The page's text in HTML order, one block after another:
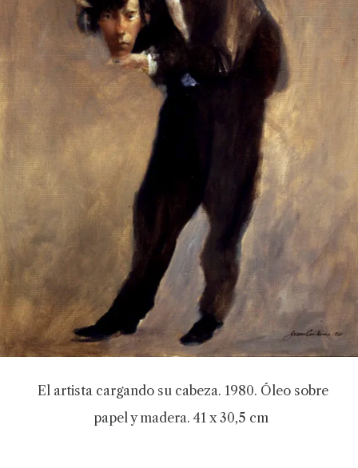
El artista cargando su cabeza. 1980. Óleo sobre
papel y madera. 41 x 30,5 cm